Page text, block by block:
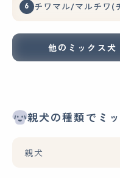
チワマル/マルチワ(
他のミックス犬
親犬の種類でミ